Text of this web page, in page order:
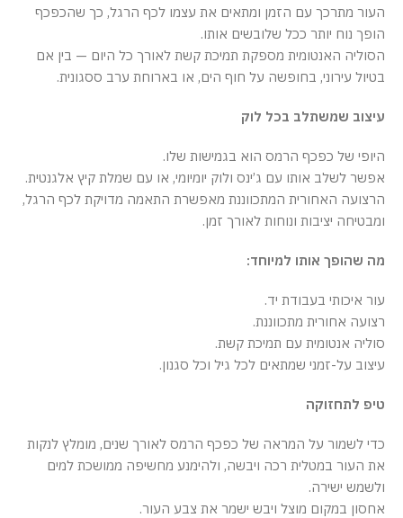
העור מתרכך עם הזמן ומתאים את עצמו לכף הרגל, כך שהכפכף
הופך נוח יותר ככל שלובשים אותו.
הסוליה האנטומית מספקת תמיכת קשת לאורך כל היום — בין אם
בטיול עירוני, בחופשה על חוף הים, או בארוחת ערב ססגונית.
עיצוב שמשתלב בכל לוק
היופי של כפכף הרמס הוא בגמישות שלו.
אפשר לשלב אותו עם ג’ינס ולוק יומיומי, או עם שמלת קיץ אלגנטית.
הרצועה האחורית המתכווננת מאפשרת התאמה מדויקת לכף הרגל,
ומבטיחה יציבות ונוחות לאורך זמן.
מה שהופך אותו למיוחד:
עור איכותי בעבודת יד.
רצועה אחורית מתכווננת.
סוליה אנטומית עם תמיכת קשת.
עיצוב על-זמני שמתאים לכל גיל וכל סגנון.
טיפ לתחזוקה
כדי לשמור על המראה של כפכף הרמס לאורך שנים, מומלץ לנקות
את העור במטלית רכה ויבשה, ולהימנע מחשיפה ממושכת למים
ולשמש ישירה.
אחסון במקום מוצל ויבש ישמר את צבע העור.